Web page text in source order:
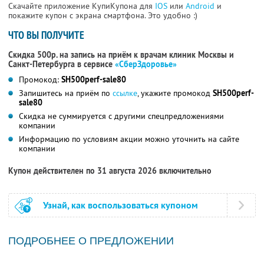
Скачайте приложение КупиКупона для IOS или Android и
покажите купон с экрана смартфона. Это удобно :)
ЧТО ВЫ ПОЛУЧИТЕ
Скидка 500р. на запись на приём к врачам клиник Москвы и
Санкт-Петербурга в сервисе «СберЗдоровье»
Промокод: SH500perf-sale80
Запишитесь на приём по ссылке, укажите промокод SH500perf-
sale80
Скидка не суммируется с другими спецпредложениями
компании
Информацию по условиям акции можно уточнить на сайте
компании
Купон действителен по 31 августа 2026 включительно
Узнай, как воспользоваться купоном
ПОДРОБНЕЕ О ПРЕДЛОЖЕНИИ